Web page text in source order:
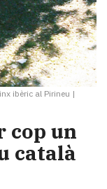
ibèric al Pirineu |
cop un
català